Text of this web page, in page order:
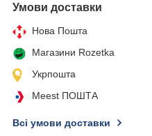
Умови доставки
Нова Пошта
Магазини Rozetka
Укрпошта
Meest ПОШТА
Всі умови доставки